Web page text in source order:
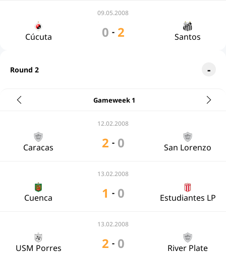
09.05.2008
Cúcuta 0 - 2 Santos
Round 2
Gameweek 1
12.02.2008
Caracas 2 - 0 San Lorenzo
13.02.2008
Cuenca 1 - 0 Estudiantes LP
13.02.2008
USM Porres 2 - 0 River Plate